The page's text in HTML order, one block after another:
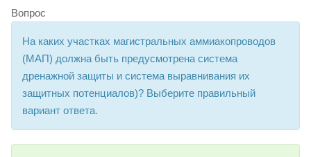
Вопрос
На каких участках магистральных аммиакопроводов
(МАП) должна быть предусмотрена система
дренажной защиты и система выравнивания их
защитных потенциалов)? Выберите правильный
вариант ответа.